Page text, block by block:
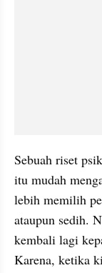
Sebuah riset
itu mudah
lebih memilih
ataupun sedih.
kembali lagi
Karena, ketika